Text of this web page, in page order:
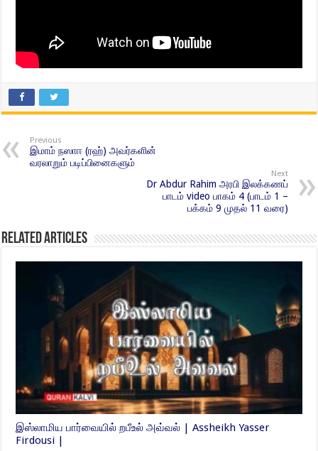
Previous
இமாம் நஸாஈ (ரஹ்) அவர்களின்
வரலாறும் படிப்பினைகளும்
Next
Dr Abdur Rahim அரபி இலக்கணப்
பாடம் video பாகம் 4 (பாடம் 1 –
பக்கம் 9 முதல் 11 வரை)
Related Articles
இஸ்லாமிய பார்வையில் றபீஉல் அவ்வல் | Assheikh Yasser
Firdousi |